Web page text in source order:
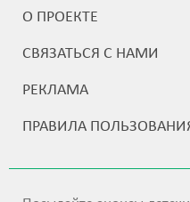
О ПРОЕКТЕ
СВЯЗАТЬСЯ С НАМИ
РЕКЛАМА
ПРАВИЛА